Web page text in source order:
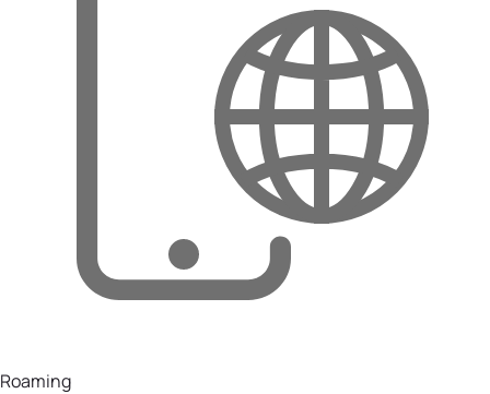
Roaming